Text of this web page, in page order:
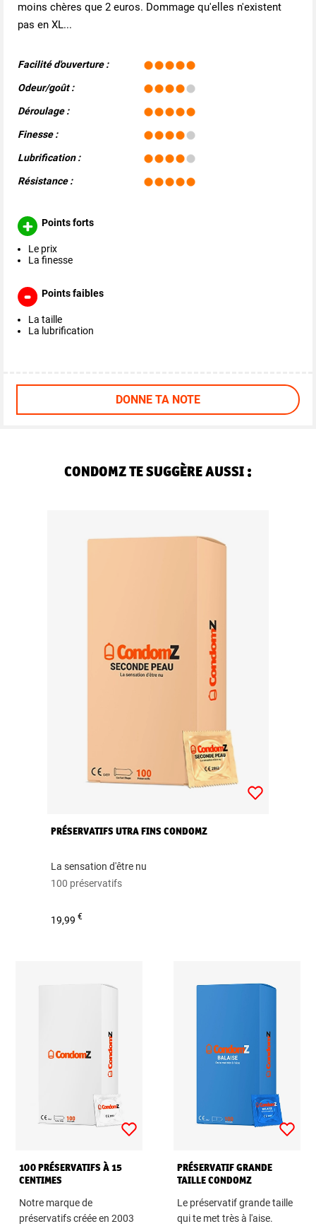
moins chères que 2 euros. Dommage qu'elles n'existent
pas en XL...
Facilité d'ouverture :
Odeur/goût :
Déroulage :
Finesse :
Lubrification :
Résistance :
Points forts
Le prix
La finesse
Points faibles
La taille
La lubrification
DONNE TA NOTE
CONDOMZ TE SUGGÈRE AUSSI :
PRÉSERVATIFS UTRA FINS CONDOMZ
La sensation d'être nu
100 préservatifs
19,99€
100 PRÉSERVATIFS À 15
CENTIMES
Notre marque de
préservatifs créée en 2003
PRÉSERVATIF GRANDE
TAILLE CONDOMZ
Le préservatif grande taille
qui te met très à l'aise.